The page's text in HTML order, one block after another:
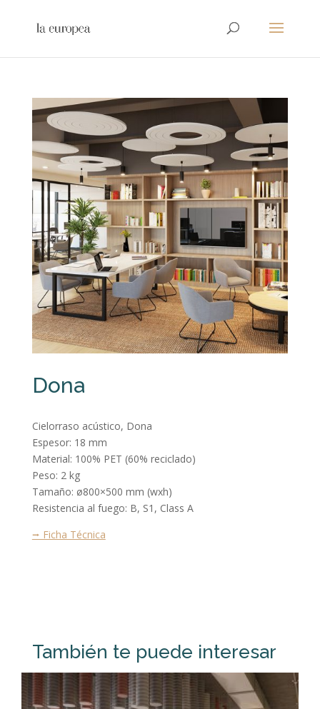
Dona
Cielorraso acústico, Dona
Espesor: 18 mm
Material: 100% PET (60% reciclado)
Peso: 2 kg
Tamaño: ø800×500 mm (wxh)
Resistencia al fuego: B, S1, Class A
⭢ Ficha Técnica
También te puede interesar